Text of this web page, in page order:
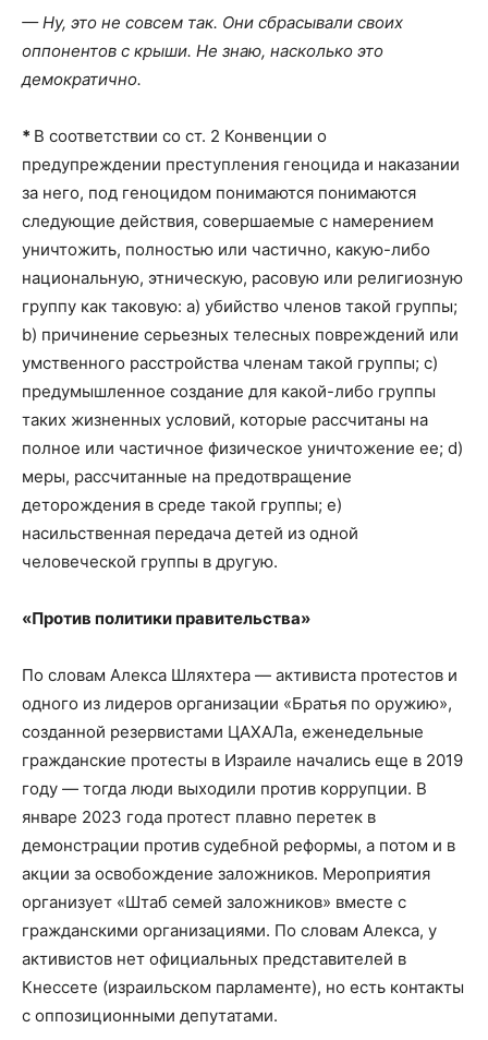
— Ну, это не совсем так. Они сбрасывали своих
оппонентов с крыши. Не знаю, насколько это
демократично.
* В соответствии со ст. 2 Конвенции о
предупреждении преступления геноцида и наказании
за него, под геноцидом понимаются понимаются
следующие действия, совершаемые с намерением
уничтожить, полностью или частично, какую-либо
национальную, этническую, расовую или религиозную
группу как таковую: а) убийство членов такой группы;
b) причинение серьезных телесных повреждений или
умственного расстройства членам такой группы; с)
предумышленное создание для какой-либо группы
таких жизненных условий, которые рассчитаны на
полное или частичное физическое уничтожение ее; d)
меры, рассчитанные на предотвращение
деторождения в среде такой группы; e)
насильственная передача детей из одной
человеческой группы в другую.
«Против политики правительства»
По словам Алекса Шляхтера — активиста протестов и
одного из лидеров организации «Братья по оружию»,
созданной резервистами ЦАХАЛа, еженедельные
гражданские протесты в Израиле начались еще в 2019
году — тогда люди выходили против коррупции. В
январе 2023 года протест плавно перетек в
демонстрации против судебной реформы, а потом и в
акции за освобождение заложников. Мероприятия
организует «Штаб семей заложников» вместе с
гражданскими организациями. По словам Алекса, у
активистов нет официальных представителей в
Кнессете (израильском парламенте), но есть контакты
с оппозиционными депутатами.